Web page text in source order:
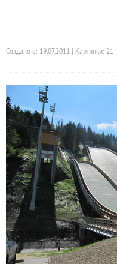
Создано в: 19.07.2011 | Картинки: 21